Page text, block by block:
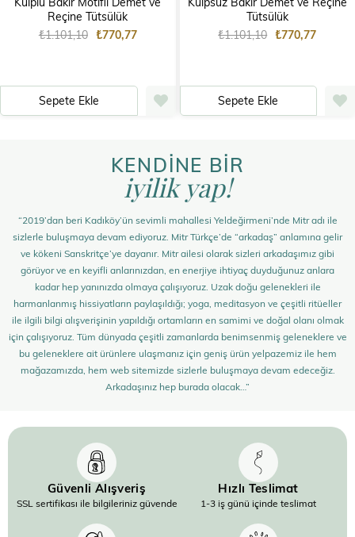
Reçine Tütsülük
₺770,77
₺1.101,10
Sepete Ekle
Tütsülük
₺770,77
₺1.101,10
Sepete Ekle
KENDİNE BİR
iyilik yap!
“2019’dan beri Kadıköy’ün sevimli mahallesi Yeldeğirmeni’nde Mitr adı ile
sizlerle buluşmaya devam ediyoruz. Mitr Türkçe’de “arkadaş” anlamına gelir
ve kökeni Sanskritçe’ye dayanır. Mitr ailesi olarak sizleri arkadaşımız gibi
görüyor ve en keyifli anlarınızdan, en enerjiye ihtiyaç duyduğunuz anlara
kadar hep yanınızda olmaya çalışıyoruz. Uzak doğu gelenekleri ile
harmanlanmış hissiyatların paylaşıldığı; yoga, meditasyon ve çeşitli ritüeller
ile ilgili bilgi alışverişinin yapıldığı ortamların en samimi ve doğal olanı olmak
için çalışıyoruz. Tüm dünyada çeşitli zamanlarda benimsenmiş geleneklere ve
bu geleneklere ait ürünlere ulaşmanız için geniş ürün yelpazemiz ile hem
mağazamızda, hem web sitemizde sizlerle buluşmaya devam edeceğiz.
Arkadaşınız hep burada olacak…”
Güvenli Alışveriş
SSL sertifikası ile bilgileriniz güvende
Hızlı Teslimat
1-3 iş günü içinde teslimat